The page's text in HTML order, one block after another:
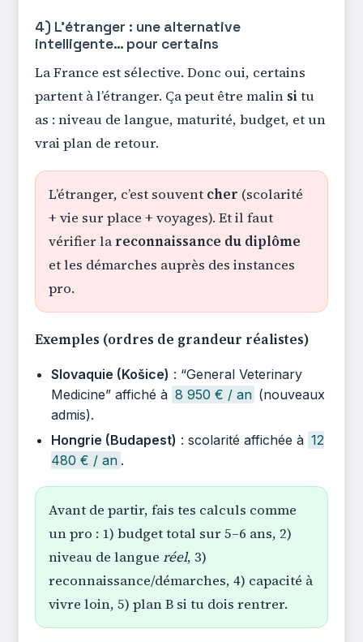
4) L’étranger : une alternative
intelligente… pour certains
La France est sélective. Donc oui, certains
partent à l’étranger. Ça peut être malin situ
as : niveau de langue, maturité, budget, et un
vrai plan de retour.
L’étranger, c’est souvent cher (scolarité
+ vie sur place + voyages). Et il faut
vérifier la reconnaissance du diplôme
et les démarches auprès des instances
pro.
Exemples (ordres de grandeur réalistes)
Slovaquie (Košice) : “General Veterinary
Medicine” affiché à 8 950 € / an (nouveaux
admis).
Hongrie (Budapest) : scolarité affichée à 12
480 € / an .
Avant de partir, fais tes calculs comme
un pro : 1) budget total sur 5–6 ans, 2)
niveau de langueréel, 3)
reconnaissance/démarches, 4) capacité à
vivre loin, 5) plan B si tu dois rentrer.